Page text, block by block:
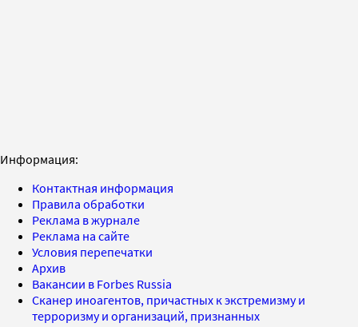
Информация:
Контактная информация
Правила обработки
Реклама в журнале
Реклама на сайте
Условия перепечатки
Архив
Вакансии в Forbes Russia
Сканер иноагентов, причастных к экстремизму и
терроризму и организаций, признанных